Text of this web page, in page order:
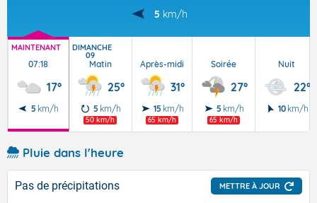
5 km/h
MAINTENANT
07:18
17°
5 km/h
DIMANCHE
09
Matin
25°
5 km/h
50 km/h
Après-midi
31°
15 km/h
65 km/h
Soirée
27°
5 km/h
65 km/h
Nuit
22°
10 km/h
Pluie dans l'heure
Pas de précipitations METTRE À JOUR